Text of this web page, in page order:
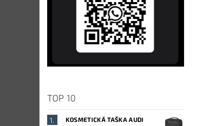
TOP 10
KOSMETICKÁ TAŠKA AUDI